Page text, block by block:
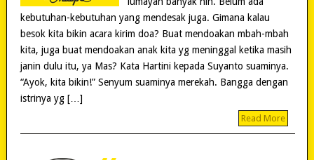
kebutuhan-kebutuhan yang mendesak juga. Gimana kalau
besok kita bikin acara kirim doa? Buat mendoakan mbah-mbah
kita, juga buat mendoakan anak kita yg meninggal ketika masih
janin dulu itu, ya Mas? Kata Hartini kepada Suyanto suaminya.
“Ayok, kita bikin!” Senyum suaminya merekah. Bangga dengan
istrinya yg […]
Read More